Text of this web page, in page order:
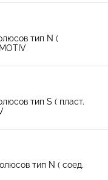
тип N (
тип S ( пласт.
тип N ( соед.